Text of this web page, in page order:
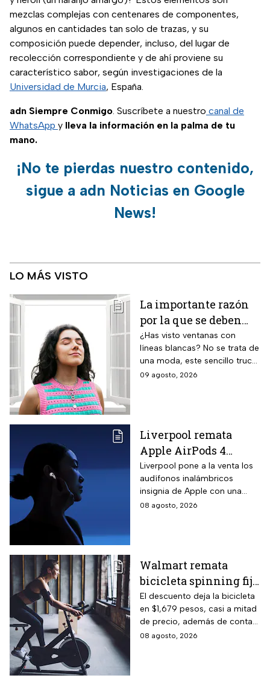
mezclas complejas con centenares de componentes,
algunos en cantidades tan solo de trazas, y su
composición puede depender, incluso, del lugar de
recolección correspondiente y de ahí proviene su
característico sabor, según investigaciones de la
Universidad de Murcia, España.
adn Siempre Conmigo. Suscríbete a nuestro canal de
WhatsApp y lleva la información en la palma de tu
mano.
¡No te pierdas nuestro contenido,
sigue a adn Noticias en Google
News!
LO MÁS VISTO
La importante razón
por la que se deben
pintar líneas blancas
en las ventanas
¿Has visto ventanas con
líneas blancas? No se trata de
una moda, este sencillo truco
puede ayudar a salvar vidas,
09 agosto, 2026
Liverpool remata
Apple AirPods 4
inalámbricos con 20%
descuento y hasta 16
MSI
Liverpool pone a la venta los
audífonos inalámbricos
insignia de Apple con una
rebaja considerable y
08 agosto, 2026
Walmart remata
bicicleta spinning fija
con monitoreo de
velocidad, calorías y
pulso, ideal para hacer
cardio en casa
El descuento deja la bicicleta
en $1,679 pesos, casi a mitad
de precio, además de contar
el beneficio de meses sin
08 agosto, 2026